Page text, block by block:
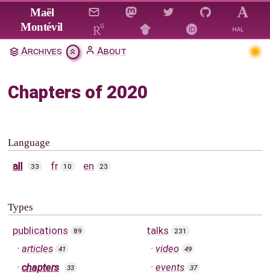
Jump to main content
Maël
Montévil
Archives About
Chapters of 2020
Language
all 33 fr 10 en 23
Types
publications 89
articles 41
chapters 33
talks 231
video 49
events 37